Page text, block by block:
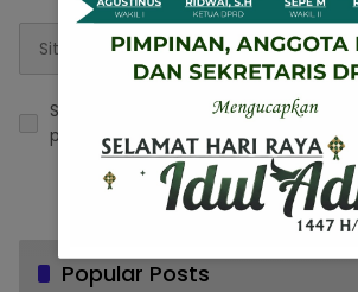
Simpan nama, email, dan situs web
peramban ini untuk komentar saya
Popular Posts